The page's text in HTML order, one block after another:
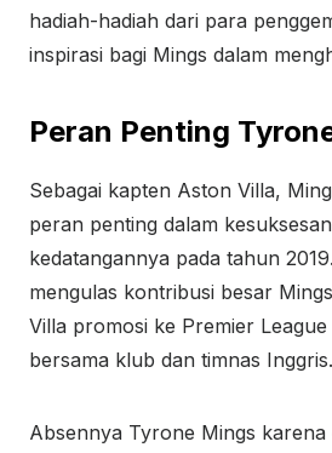
hadiah-hadiah dari para
inspirasi bagi Mings dalam
Peran Penting
Sebagai kapten Aston Villa,
peran penting dalam
kedatangannya pada tahun
mengulas kontribusi besar
Villa promosi ke Premier
bersama klub dan timnas Inggris.
Absennya Tyrone Mings karena